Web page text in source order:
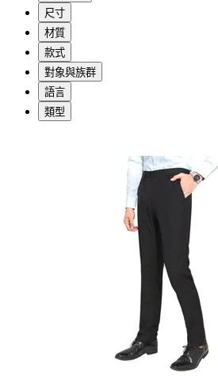
尺寸
材質
款式
對象與族群
語言
類型